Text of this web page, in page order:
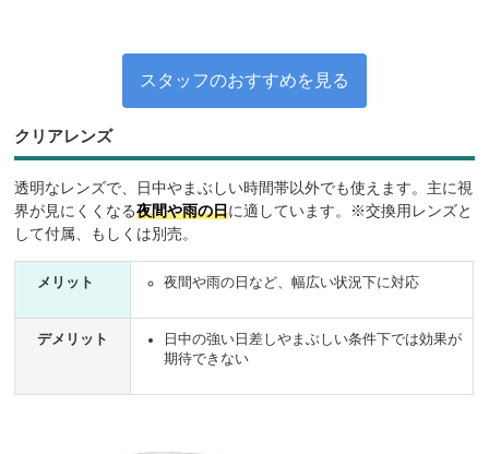
スタッフのおすすめを見る
クリアレンズ
透明なレンズで、日中やまぶしい時間帯以外でも使えます。主に視
界が見にくくなる夜間や雨の日に適しています。※交換用レンズと
して付属、もしくは別売。
メリット 夜間や雨の日など、幅広い状況下に対応
デメリット
日中の強い日差しやまぶしい条件下では効果が
期待できない